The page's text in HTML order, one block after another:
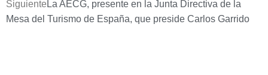
Siguiente La AECG, presente en la Junta Directiva de la
Mesa del Turismo de España, que preside Carlos Garrido